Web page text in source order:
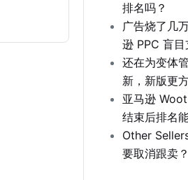
排名吗？
广告烧了几
逊 PPC 盲
还在为变体
新，新版更
亚马逊
结束后排名
Other
要取消跟卖？